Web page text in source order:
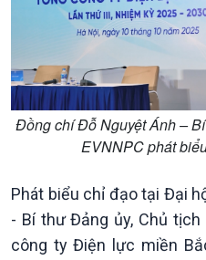
Đồng chí Đỗ Nguyệt Ánh –
EVNNPC phát
Phát biểu chỉ đạo tại Đại
- Bí thư Đảng ủy, Chủ
công ty Điện lực miền